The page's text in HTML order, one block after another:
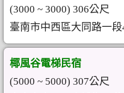
(3000 ~ 3000) 306公尺
臺南市中西區大同路一
椰風谷電梯民宿
(5000 ~ 5000) 307公尺